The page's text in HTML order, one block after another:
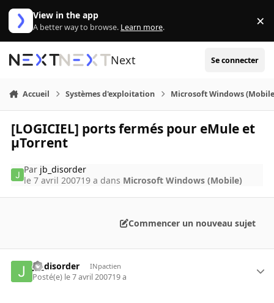
Aller au contenu
View in the app
A better way to browse. Learn more. ×
Next Se connecter
Accueil Systèmes d'exploitation Microsoft Windows
[LOGICIEL] ports fermés pour eMule et
µTorrent
Par jb_disorder
le 7 avril 200719 a dans Microsoft Windows (Mobile)
Commencer un nouveau sujet
jb_disorder INpactien
Posté(e) le 7 avril 200719 a